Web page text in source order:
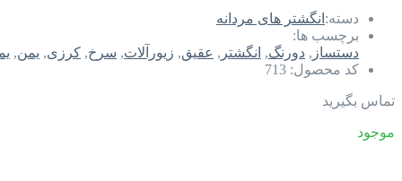
دسته: انگشتر های مردانه
برچسب ها:
دستساز , دورنگ, انگشتر , عقیق, زیورآلات, سرخ, کرزی, یمن,
کد محصول: 713
تماس بگیرید
موجود